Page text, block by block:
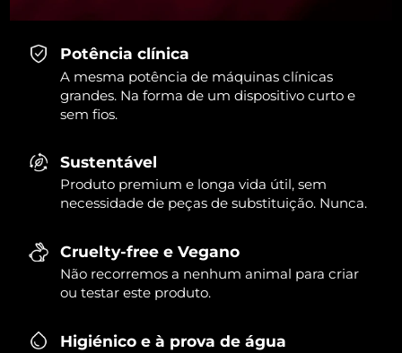
Potência clínica
A mesma potência de máquinas clínicas
grandes. Na forma de um dispositivo curto e
sem fios.
Sustentável
Produto premium e longa vida útil, sem
necessidade de peças de substituição. Nunca.
Cruelty-free e Vegano
Não recorremos a nenhum animal para criar
ou testar este produto.
Higiénico e à prova de água